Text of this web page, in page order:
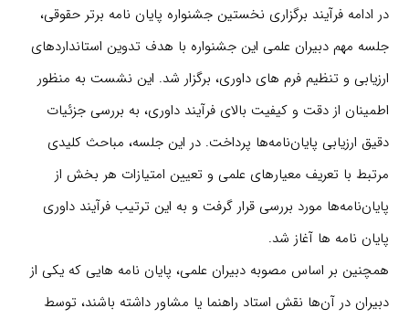
در ادامه فرآیند برگزاری نخستین جشنواره پایان نامه برتر حقوقی،
جلسه مهم دبیران علمی این جشنواره با هدف تدوین استانداردهای
ارزیابی و تنظیم فرم های داوری، برگزار شد. این نشست به منظور
اطمینان از دقت و کیفیت بالای فرآیند داوری، به بررسی جزئیات
دقیق ارزیابی پایان‌نامه‌ها پرداخت. در این جلسه، مباحث کلیدی
مرتبط با تعریف معیارهای علمی و تعیین امتیازات هر بخش از
پایان‌نامه‌ها مورد بررسی قرار گرفت و به این ترتیب فرآیند داوری
پایان نامه ها آغاز شد.
همچنین بر اساس مصوبه دبیران علمی، پایان نامه هایی که یکی از
دبیران در آن‌ها نقش استاد راهنما یا مشاور داشته باشند، توسط